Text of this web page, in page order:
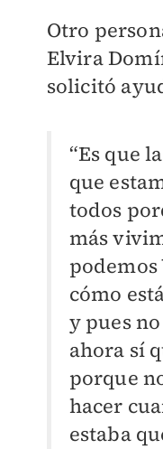
Otro
Elvira
solicitó
“Es que
que
todos
más
podemos
cómo
y pues
ahora sí
porque
hacer
estaba